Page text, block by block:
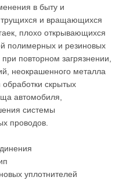
в быту и
и вращающихся
плохо открывающихся
полимерных и резиновых
повторном загрязнении,
неокрашенного металла
обработки скрытых
автомобиля,
системы
проводов.
уплотнителей